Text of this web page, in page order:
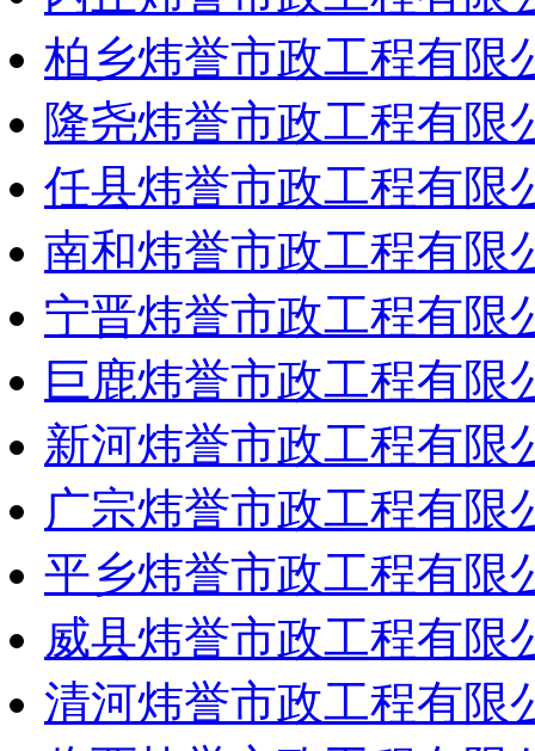
柏乡炜誉市政工程有限
隆尧炜誉市政工程有限
任县炜誉市政工程有限
南和炜誉市政工程有限
宁晋炜誉市政工程有限
巨鹿炜誉市政工程有限
新河炜誉市政工程有限
广宗炜誉市政工程有限
平乡炜誉市政工程有限
威县炜誉市政工程有限
清河炜誉市政工程有限